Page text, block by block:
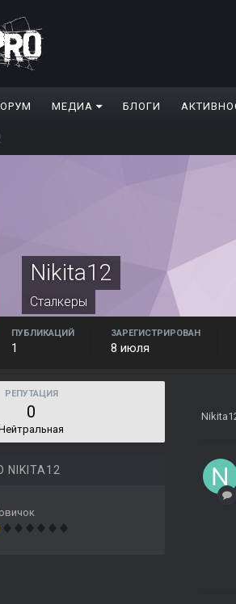
МЕДИА БЛОГИ
Nikita12
Сталкеры
ПУБЛИКАЦИЙ
1
ЗАРЕГИСТРИРОВАН
8 июля
РЕПУТАЦИЯ
0